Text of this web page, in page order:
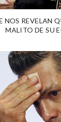
NOS REVELAN
MALITO DE SU